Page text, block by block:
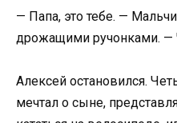
— Папа, это тебе. —
дрожащими ручонками. —
Алексей остановился.
мечтал о сыне,